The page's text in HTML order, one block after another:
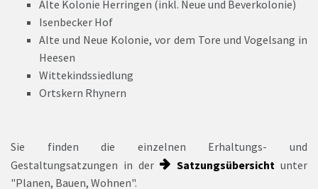
Alte Kolonie Herringen (inkl. Neue und Beverkolonie)
Isenbecker Hof
Alte und Neue Kolonie, vor dem Tore und Vogelsang in
Heesen
Wittekindssiedlung
Ortskern Rhynern
Sie finden die einzelnen Erhaltungs- und
Gestaltungsatzungen in der
Satzungsübersicht unter
"Planen, Bauen, Wohnen".